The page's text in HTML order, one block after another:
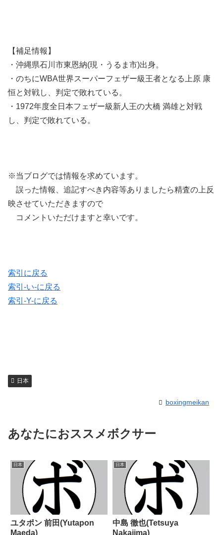
【補足情報】
・沖縄県石川市東恩納(現・うるま市)出身。
・のちにWBA世界スーパーフェザー級王者となる上原 康
恒と対戦し、判定で敗れている。
・1972年度全日本フェザー級新人王の大橋 満雄と対戦
し、判定で敗れている。
※当ブログでは情報を求めています。
誤った情報、追記すべき内容等ありましたら精査の上反
映させていただきますので
コメントいただけますと幸いです。
索引に戻る
索引-い-に戻る
索引-Y-に戻る
日本
boxingmeikan
あなたにおススメボクサー
日本
ユタポン 前田(Yutapon
Maeda)
日本
中島 徹也(Tetsuya
Nakajima)